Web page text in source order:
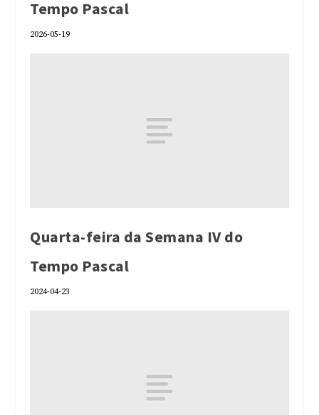
Tempo Pascal
2026-05-19
Quarta-feira da Semana IV do
Tempo Pascal
2024-04-23